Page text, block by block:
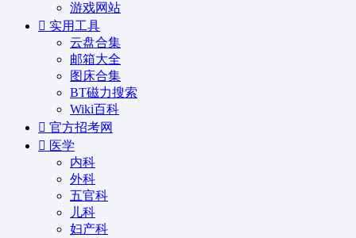
游戏网站
实用工具
云盘合集
邮箱大全
图床合集
BT磁力搜索
Wiki百科
官方招考网
医学
内科
外科
五官科
儿科
妇产科